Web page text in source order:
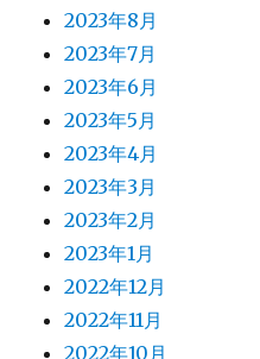
2023年8月
2023年7月
2023年6月
2023年5月
2023年4月
2023年3月
2023年2月
2023年1月
2022年12月
2022年11月
2022年10月